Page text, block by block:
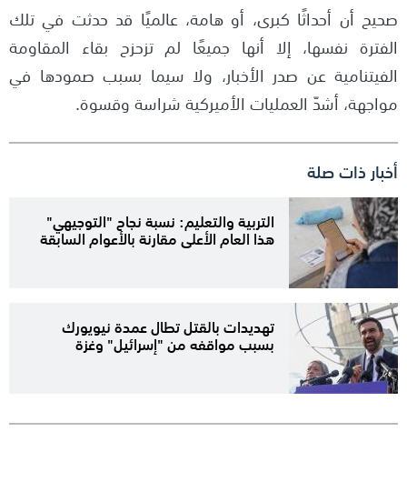
صحيح أن أحداثًا كبرى، أو هامة، عالميًا قد حدثت في تلك
الفترة نفسها، إلا أنها جميعًا لم تزحزح بقاء المقاومة
الفيتنامية عن صدر الأخبار، ولا سيما بسبب صمودها في
مواجهة، أشدّ العمليات الأميركية شراسة وقسوة.
أخبار ذات صلة
التربية والتعليم: نسبة نجاح "التوجيهي"
هذا العام الأعلى مقارنة بالأعوام السابقة
تهديدات بالقتل تطال عمدة نيويورك
بسبب مواقفه من "إسرائيل" وغزة